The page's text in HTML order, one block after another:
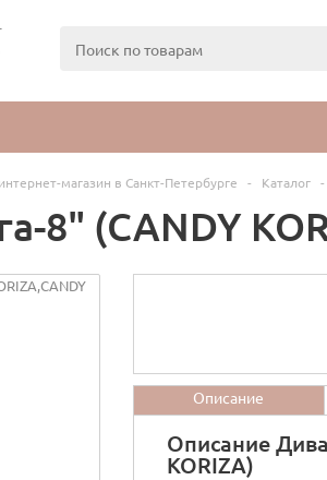
магазин в Санкт-Петербурге - Каталог -
8" (CANDY
Описание
Описание
KORIZA)